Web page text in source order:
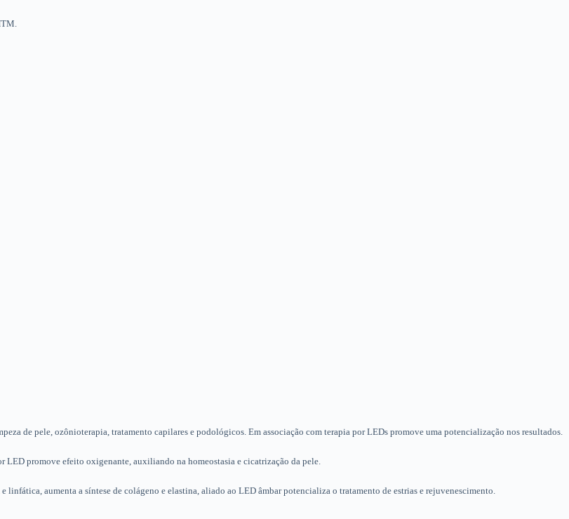
de pele, ozônioterapia, tratamento capilares e podológicos. Em associação com terapia por LEDs promove uma potencialização nos resultados.
promove efeito oxigenante, auxiliando na homeostasia e cicatrização da pele.
aumenta a síntese de colágeno e elastina, aliado ao LED âmbar potencializa o tratamento de estrias e rejuvenescimento.